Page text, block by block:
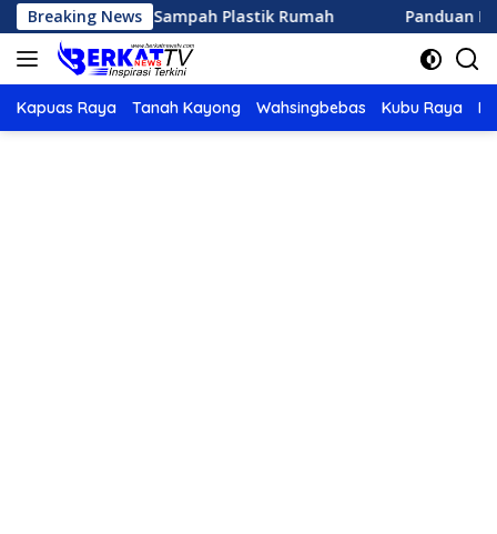
Langsung
ke
konten
Breaking News
Sampah Plastik Rumah Panduan Lengkap
Kapuas Raya Tanah Kayong Wahsingbebas Kubu Raya